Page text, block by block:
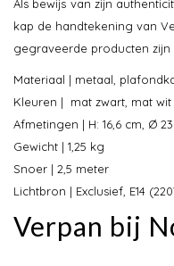
Als bewijs van zijn
kap de handtekening van
gegraveerde producten zijn
Materiaal | metaal,
Kleuren | mat zwart, mat wit
Afmetingen | H: 16,6 cm, Ø
Gewicht | 1,25 kg
Snoer | 2,5 meter
Lichtbron | Exclusief, E14
Verpan bij